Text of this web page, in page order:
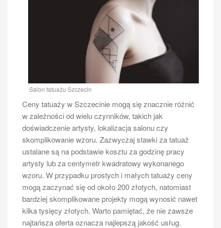
Salon tatuażu Szczecin
Ceny tatuaży w Szczecinie mogą się znacznie różnić
w zależności od wielu czynników, takich jak
doświadczenie artysty, lokalizacja salonu czy
skomplikowanie wzoru. Zazwyczaj stawki za tatuaż
ustalane są na podstawie kosztu za godzinę pracy
artysty lub za centymetr kwadratowy wykonanego
wzoru. W przypadku prostych i małych tatuaży ceny
mogą zaczynać się od około 200 złotych, natomiast
bardziej skomplikowane projekty mogą wynosić nawet
kilka tysięcy złotych. Warto pamiętać, że nie zawsze
najtańsza oferta oznacza najlepszą jakość usług.